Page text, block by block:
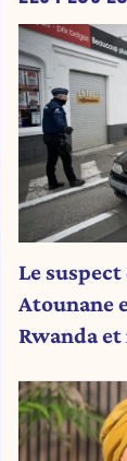
Le
Atounane
Rwanda